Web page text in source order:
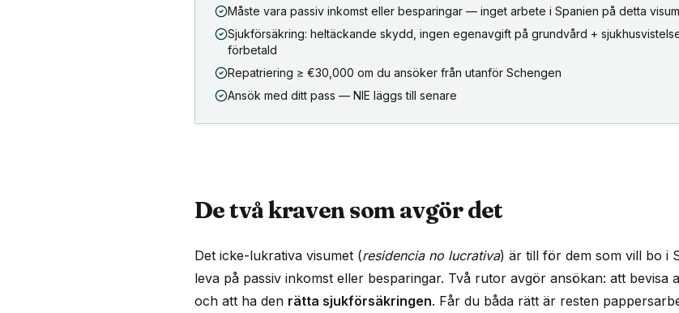
Måste vara passiv inkomst eller besparingar — inget arbete i Spanien på detta visum
Sjukförsäkring: heltäckande skydd, ingen egenavgift på grundvård +
förbetald
Repatriering ≥ €30,000 om du ansöker från utanför Schengen
Ansök med ditt pass — NIE läggs till senare
De två kraven som avgör det
Det icke-lukrativa visumet (residencia no lucrativa) är till för dem som vill bo i
leva på passiv inkomst eller besparingar. Två rutor avgör ansökan: att bevisa
och att ha den rätta sjukförsäkringen. Får du båda rätt är resten